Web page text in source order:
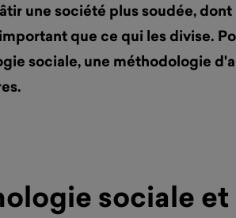
une société plus soudée,
que ce qui les divise.
sociale, une méthodologie
sociale